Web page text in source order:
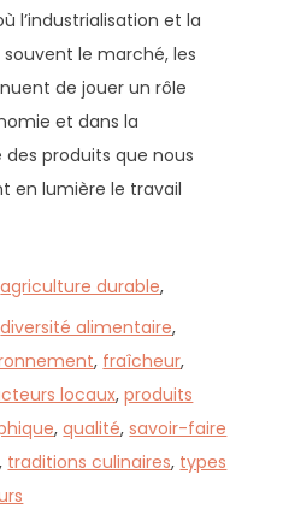
l’industrialisation et la
le marché, les
de jouer un rôle
et dans la
produits que nous
en lumière le travail
agriculture durable,
diversité alimentaire,
, fraîcheur,
locaux,produits
,qualité,savoir-faire
, traditions culinaires, types